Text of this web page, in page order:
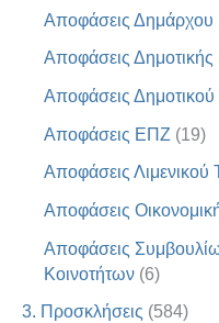
Αποφάσεις Δημάρχου
Αποφάσεις
Αποφάσεις
Αποφάσεις ΕΠΖ (19)
Αποφάσεις Λιμενικού
Αποφάσεις
Αποφάσεις
Κοινοτήτων (6)
3. Προσκλήσεις (584)